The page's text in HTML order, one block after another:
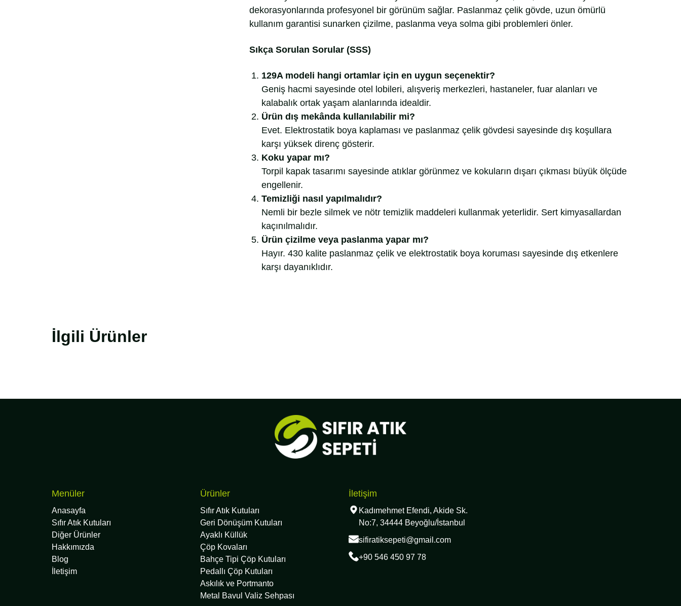
dekorasyonlarında profesyonel bir görünüm sağlar. Paslanmaz çelik gövde, uzun ömürlü
kullanım garantisi sunarken çizilme, paslanma veya solma gibi problemleri önler.
Sıkça Sorulan Sorular (SSS)
129A modeli hangi ortamlar için en uygun seçenektir?
Geniş hacmi sayesinde otel lobileri, alışveriş merkezleri, hastaneler, fuar alanları ve
kalabalık ortak yaşam alanlarında idealdir.
Ürün dış mekânda kullanılabilir mi?
Evet. Elektrostatik boya kaplaması ve paslanmaz çelik gövdesi sayesinde dış koşullara
karşı yüksek direnç gösterir.
Koku yapar mı?
Torpil kapak tasarımı sayesinde atıklar görünmez ve kokuların dışarı çıkması büyük ölçüde
engellenir.
Temizliği nasıl yapılmalıdır?
Nemli bir bezle silmek ve nötr temizlik maddeleri kullanmak yeterlidir. Sert kimyasallardan
kaçınılmalıdır.
Ürün çizilme veya paslanma yapar mı?
Hayır. 430 kalite paslanmaz çelik ve elektrostatik boya koruması sayesinde dış etkenlere
karşı dayanıklıdır.
İlgili Ürünler
Menüler
Anasayfa
Sıfır Atık Kutuları
Diğer Ürünler
Hakkımızda
Blog
İletişim
Ürünler
Sıfır Atık Kutuları
Geri Dönüşüm Kutuları
Ayaklı Küllük
Çöp Kovaları
Bahçe Tipi Çöp Kutuları
Pedallı Çöp Kutuları
Askılık ve Portmanto
Metal Bavul Valiz Sehpası
İletişim
Kadımehmet Efendi, Akide Sk.
No:7, 34444 Beyoğlu/İstanbul
sifiratiksepeti@gmail.com
+90 546 450 97 78